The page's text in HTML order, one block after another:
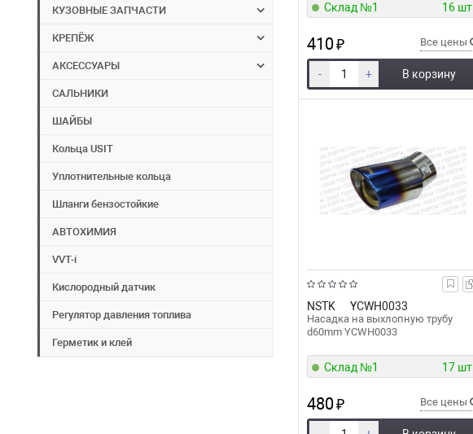
КУЗОВНЫЕ ЗАПЧАСТИ
КРЕПЁЖ
АКСЕССУАРЫ
САЛЬНИКИ
ШАЙБЫ
Кольца USIT
Уплотнительные кольца
Шланги бензостойкие
АВТОХИМИЯ
VVT-i
Кислородный датчик
Регулятор давления топлива
Герметик и клей
Склад №1 16 шт.
410₽ Все цены
- + В корзину
NSTK YCWH0033
Насадка на выхлопную трубу
d60mm YCWH0033
Склад №1 17 шт.
480₽ Все цены